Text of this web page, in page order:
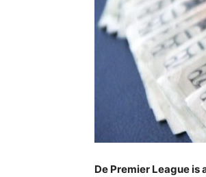
De Premier League